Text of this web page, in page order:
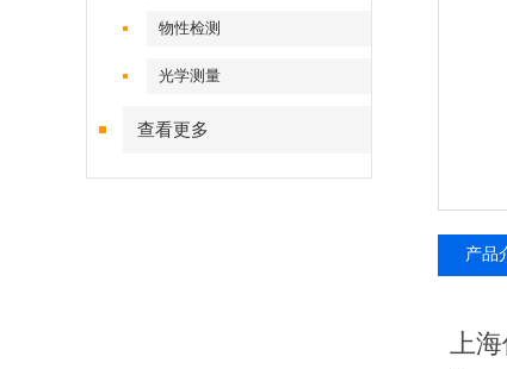
物性检测
光学测量
查看更多
产品
上海